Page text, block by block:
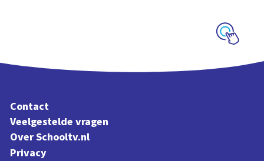
Contact
Veelgestelde vragen
Over Schooltv.nl
Privacy